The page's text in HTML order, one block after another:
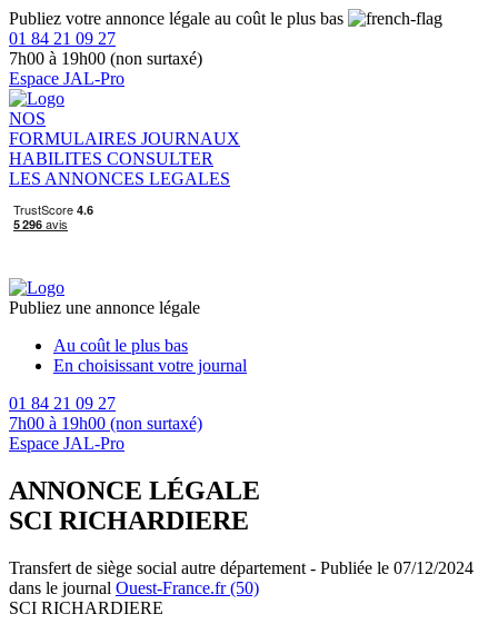
Publiez votre annonce légale au coût le plus bas
01 84 21 09 27
7h00 à 19h00 (non surtaxé)
Espace JAL-Pro
NOS
FORMULAIRES JOURNAUX
HABILITES CONSULTER
LES ANNONCES LEGALES
Publiez une annonce légale
Au coût le plus bas
En choisissant votre journal
01 84 21 09 27
7h00 à 19h00 (non surtaxé)
Espace JAL-Pro
ANNONCE LÉGALE
SCI RICHARDIERE
Transfert de siège social autre département - Publiée le 07/12/2024
dans le journal Ouest-France.fr (50)
SCI RICHARDIERE